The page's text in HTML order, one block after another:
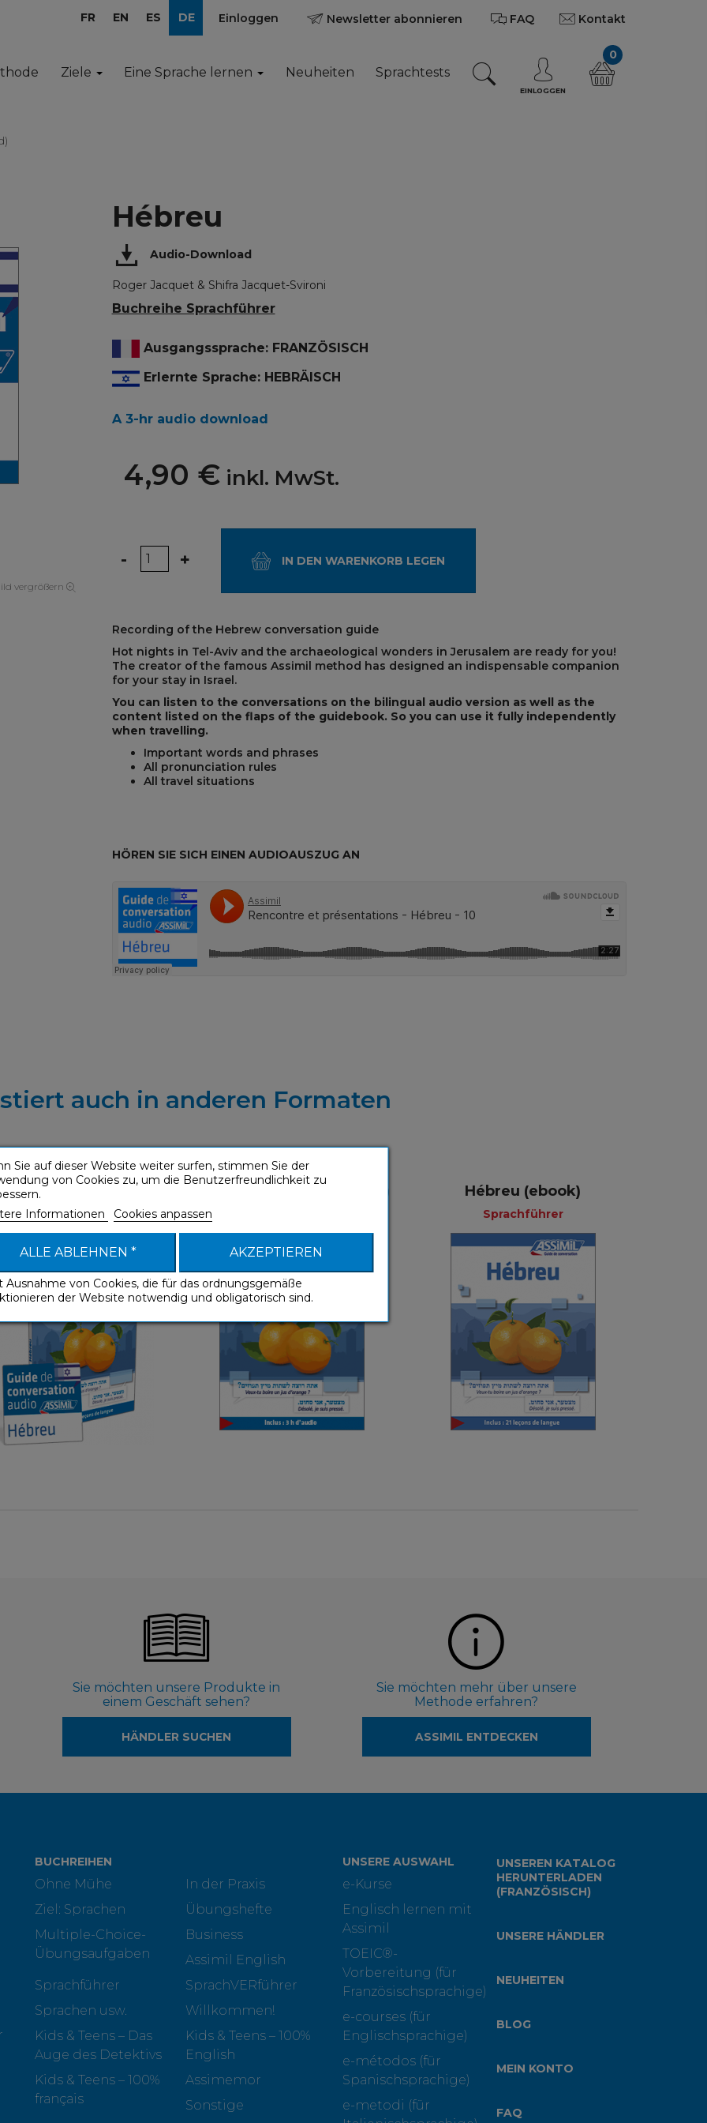
FR EN ES DE Einloggen Newsletter abonnieren FAQ Kontakt
Ziele Eine Sprache lernen Neuheiten Sprachtests
EINLOGGEN
0
vergrößern
Hébreu
Audio-Download
Roger Jacquet & Shifra Jacquet-Svironi
Buchreihe Sprachführer
Ausgangssprache: FRANZÖSISCH
Erlernte Sprache: HEBRÄISCH
A 3-hr audio download
4,90 €inkl. MwSt.
Menge
- + IN DEN WARENKORB LEGEN
Recording of the Hebrew conversation guide
Hot nights in Tel-Aviv and the archaeological wonders in Jerusalem are ready for you!
The creator of the famous Assimil method has designed an indispensable companion
for your stay in Israel.
You can listen to the conversations on the bilingual audio version as well as the
content listed on the flaps of the guidebook. So you can use it fully independently
when travelling.
Important words and phrases
All pronunciation rules
All travel situations
HÖREN SIE SICH EINEN AUDIOAUSZUG AN
auch in anderen Formaten
(phrasebook + mp3
download)
+
Französisch
9,90 €
Hébreu (enhanced ebook)
Französisch
9,99 €
Hébreu (ebook)
Sprachführer
Sprachführer
Französisch
3,99 €
Sie möchten unsere Produkte in
einem Geschäft sehen?
HÄNDLER SUCHEN
Sie möchten mehr über unsere
Methode erfahren?
ASSIMIL ENTDECKEN
BUCHREIHEN
Ohne Mühe
In der Praxis
Ziel: Sprachen
Übungshefte
Multiple-Choice-
Übungsaufgaben
Business
Assimil English
Sprachführer
SprachVERführer
Sprachen usw.
Willkommen!
Kids & Teens – Das
Auge des Detektivs
Kids & Teens – 100%
English
Kids & Teens – 100%
français
Assimemor
Sonstige
UNSERE AUSWAHL
e-Kurse
Englisch lernen mit
Assimil
TOEIC®-
Vorbereitung (für
Französischsprachige)
e-courses (für
Englischsprachige)
e-métodos (für
Spanischsprachige)
e-metodi (für
UNSEREN KATALOG
HERUNTERLADEN
(FRANZÖSISCH)
UNSERE HÄNDLER
NEUHEITEN
BLOG
MEIN KONTO
FAQ
Sie auf dieser Website weiter surfen, stimmen Sie der
von Cookies zu, um die Benutzerfreundlichkeit zu
Informationen
Cookies anpassen
ALLE ABLEHNEN * AKZEPTIEREN
Ausnahme von Cookies, die für das ordnungsgemäße
der Website notwendig und obligatorisch sind.